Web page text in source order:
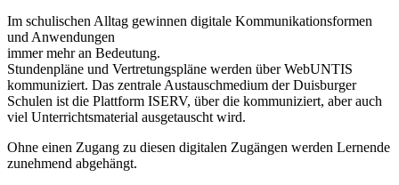
Im schulischen Alltag gewinnen digitale Kommunikationsformen
und Anwendungen
immer mehr an Bedeutung.
Stundenpläne und Vertretungspläne werden über WebUNTIS
kommuniziert. Das zentrale Austauschmedium der Duisburger
Schulen ist die Plattform ISERV, über die kommuniziert, aber auch
viel Unterrichtsmaterial ausgetauscht wird.
Ohne einen Zugang zu diesen digitalen Zugängen werden Lernende
zunehmend ab­gehängt.